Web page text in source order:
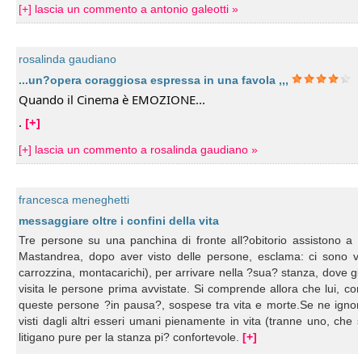
[+] lascia un commento a antonio galeotti »
rosalinda gaudiano
...un?opera coraggiosa espressa in una favola ,,,
Quando il Cinema è EMOZIONE...
. [+]
[+] lascia un commento a rosalinda gaudiano »
francesca meneghetti
messaggiare oltre i confini della vita
Tre persone su una panchina di fronte all?obitorio assistono
Mastandrea, dopo aver visto delle persone, esclama: ci sono
carrozzina, montacarichi), per arrivare nella ?sua? stanza, dove
visita le persone prima avvistate. Si comprende allora che lui,
queste persone ?in pausa?, sospese tra vita e morte.Se ne
visti dagli altri esseri umani pienamente in vita (tranne uno,
litigano pure per la stanza pi? confortevole.[+]